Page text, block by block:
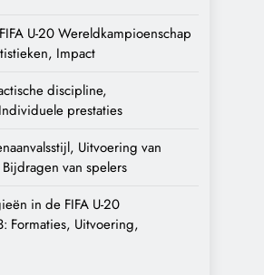
U-20 Wereldkampioenschap
Impact
discipline,
prestaties
Uitvoering van
van spelers
in de FIFA U-20
Formaties, Uitvoering,